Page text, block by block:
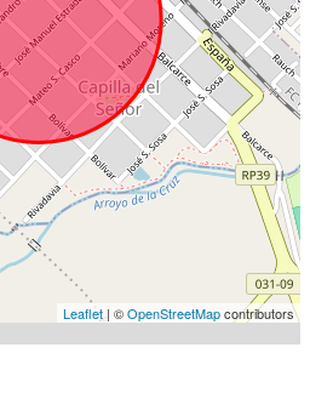
Leaflet| ©OpenStreetMapcontributors